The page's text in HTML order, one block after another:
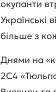
окупанти
Українські
більше з
Днями на
2С4